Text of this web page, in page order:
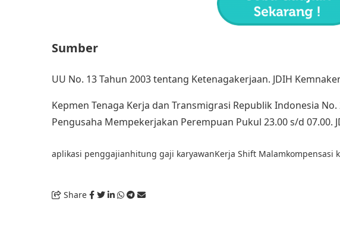
Sumber
UU No. 13 Tahun 2003 tentang Ketenagakerjaan. JDIH Kemnaker
Kepmen Tenaga Kerja dan Transmigrasi Republik Indonesia
Pengusaha Mempekerjakan Perempuan Pukul 23.00 s/d 07.00.
aplikasi penggajianhitung gaji karyawanKerja Shift Malamkompensasi
Share